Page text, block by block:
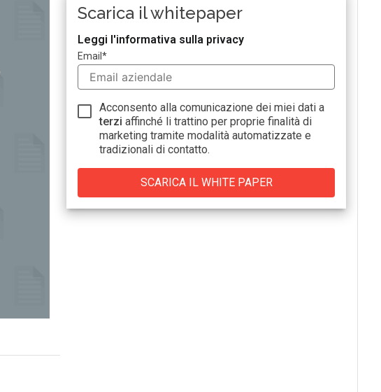
Scarica il whitepaper
Leggi l'informativa sulla privacy
Email *
Acconsento alla comunicazione dei miei dati a
terzi affinché li trattino per proprie finalità di
marketing tramite modalità automatizzate e
tradizionali di contatto.